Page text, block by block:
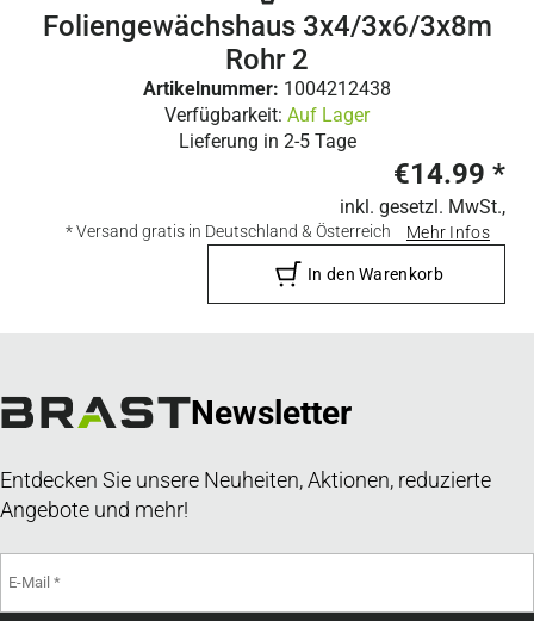
Foliengewächshaus 3x4/3x6/3x8m
Rohr 2
Artikelnummer: 1004212438
Verfügbarkeit: Auf Lager
Lieferung in 2-5 Tage
€14.99 *
inkl. gesetzl. MwSt.,
* Versand gratis in Deutschland & Österreich Mehr Infos
In den Warenkorb
Newsletter
Entdecken Sie unsere Neuheiten, Aktionen, reduzierte
Angebote und mehr!